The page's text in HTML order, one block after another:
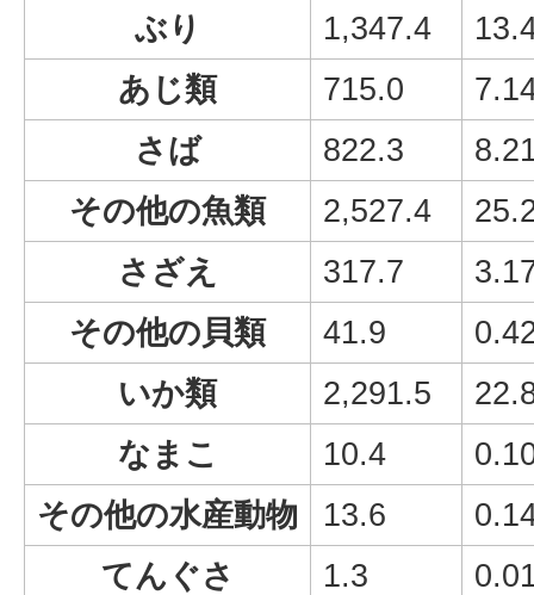
ぶり
1,347.4
あじ類
715.0
さば
822.3
その他の魚類
2,527.4
さざえ
317.7
その他の貝類
41.9
いか類
2,291.5
なまこ
10.4
その他の水産動物
13.6
てんぐさ
1.3